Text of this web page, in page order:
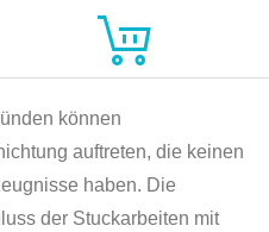
können
auftreten, die keinen
haben. Die
der Stuckarbeiten mit